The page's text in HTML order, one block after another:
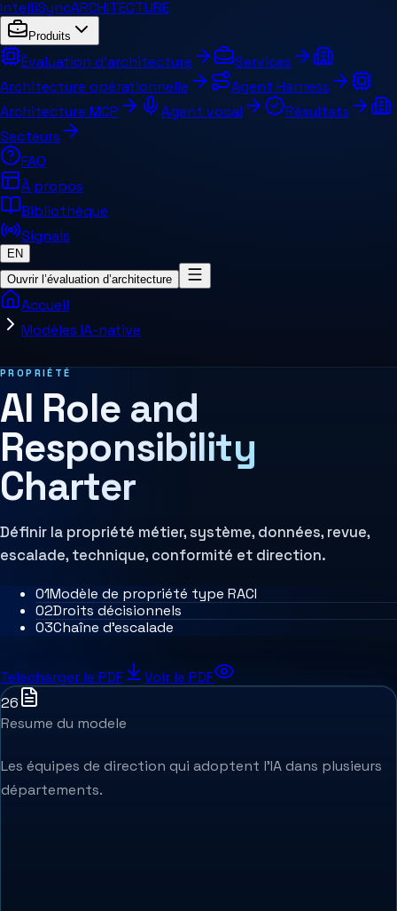
IntelliSyncARCHITECTURE
Produits
Évaluation d’architecture
Services
Architecture opérationnelle
Agent Harness
Architecture MCP
Agent vocal
Résultats
Secteurs
FAQ
À propos
Bibliothèque
Signals
EN
Ouvrir l’évaluation d’architecture
Accueil
Modèles IA-native
Pages et concepts connexes
Architecture MCP
Architecture de décision
Systèmes agentiques
Agent Harness
Services
Évaluation d'architecture
PROPRIÉTÉ
AI Role and
Responsibility
Charter
Définir la propriété métier, système, données, revue,
escalade, technique, conformité et direction.
01Modèle de propriété type RACI
02Droits décisionnels
03Chaîne d'escalade
Telecharger le PDF
Voir le PDF
26
Resume du modele
Les équipes de direction qui adoptent l'IA dans plusieurs
départements.